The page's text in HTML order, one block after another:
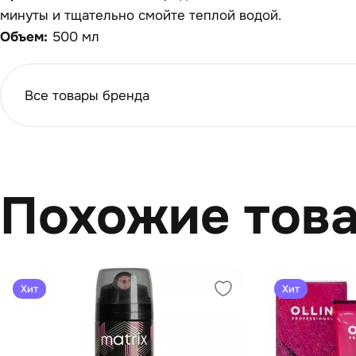
минуты и тщательно смойте теплой водой.
Объем: 500 мл
Все товары бренда
Похожие
Хит Хит